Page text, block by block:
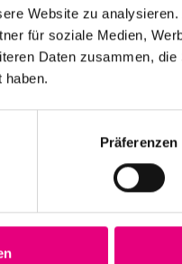
Website zu
für soziale Medien,
Daten zusammen,
haben.
Präferenzen